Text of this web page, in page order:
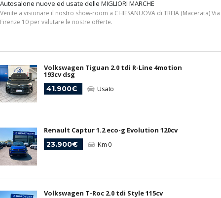
Autosalone nuove ed usate delle MIGLIORI MARCHE
Venite a visionare il nostro show-room a CHIESANUOVA di TREIA (Macerata) Via
Firenze 10 per valutare le nostre offerte.
Volkswagen Tiguan 2.0 tdi R-Line 4motion
193cv dsg
41.900€
Usato
Renault Captur 1.2 eco-g Evolution 120cv
23.900€
Km 0
Volkswagen T-Roc 2.0 tdi Style 115cv